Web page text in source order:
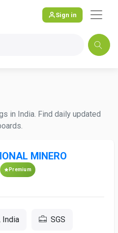
Sign in
in India. Find daily updated
MINERO
Premium
India SGS